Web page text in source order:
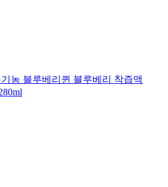
농 블루베리퀸 블루베리 착즙액